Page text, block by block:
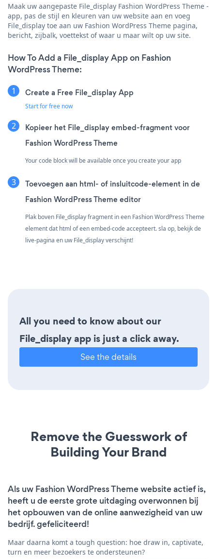
Maak uw aangepaste File_display Fashion WordPress Theme -
app, pas de stijl en kleuren van uw website aan en voeg
File_display toe aan uw Fashion WordPress Theme pagina,
bericht, zijbalk, voettekst of waar u maar wilt op uw site.
How To Add a File_display App on Fashion
WordPress Theme:
Create a Free File_display App
Start for free now
Kopieer het File_display embed-fragment voor
Fashion WordPress Theme
Your code block will be available once you create your app
Toevoegen aan html- of insluitcode-element in de
Fashion WordPress Theme editor
Plak boven File_display fragment in een Fashion WordPress Theme
element dat html of een embed-code accepteert. sla op, bekijk de
live-pagina en uw File_display verschijnt!
All you need to know about our
File_display app is just a click away.
See the details
Remove the Guesswork of
Building Your Brand
Als uw Fashion WordPress Theme website actief is,
heeft u de eerste grote uitdaging overwonnen bij
het opbouwen van de online aanwezigheid van uw
bedrijf. gefeliciteerd!
Maar daarna komt a tough question: hoe draw in, captivate,
turn en meer bezoekers te ondersteunen?